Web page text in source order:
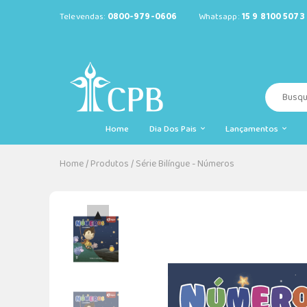
Televendas: 0800-979-0606 Whatsapp:15 9 8100 5073
Home Dia Dos Pais Lançamentos
Home/Produtos/Série Bilíngue - Números
▲